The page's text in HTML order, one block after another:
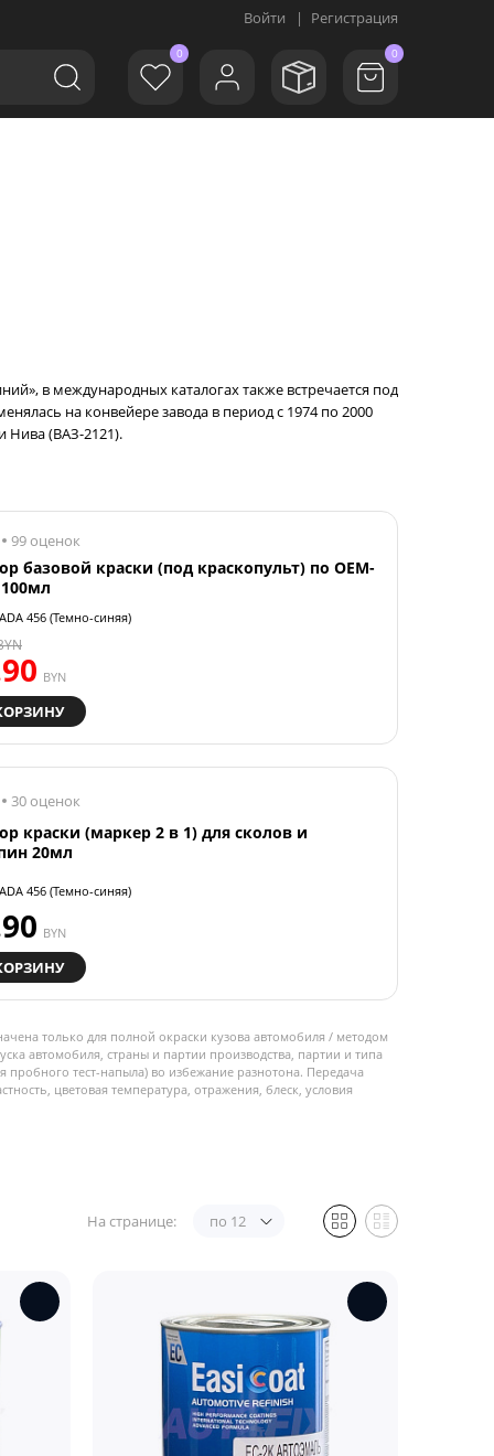
Войти | Регистрация
0 0
в международных каталогах также встречается под
на конвейере завода в период с 1974 по 2000
Нива (ВАЗ-2121).
99 оценок
базовой краски (под краскопульт) по OEM-
456 (Темно-синяя)
BYN
30 оценок
краски (маркер 2 в 1) для сколов и
20мл
456 (Темно-синяя)
BYN
только для полной окраски кузова автомобиля / методом
автомобиля, страны и партии производства, партии и типа
тест-напыла) во избежание разнотона. Передача
цветовая температура, отражения, блеск, условия
На странице: по 12